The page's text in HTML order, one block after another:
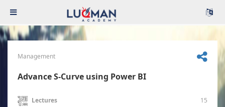
Management
Advance S-Curve using Power BI
Lectures 15